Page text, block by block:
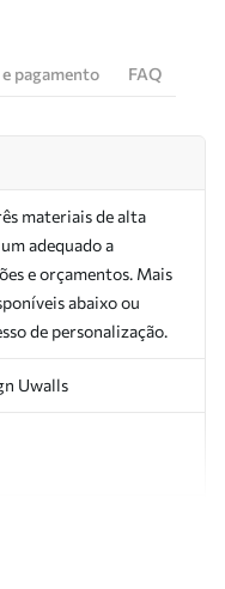
pagamento FAQ
materiais de alta
adequado a
e orçamentos. Mais
abaixo ou
de personalização.
Uwalls